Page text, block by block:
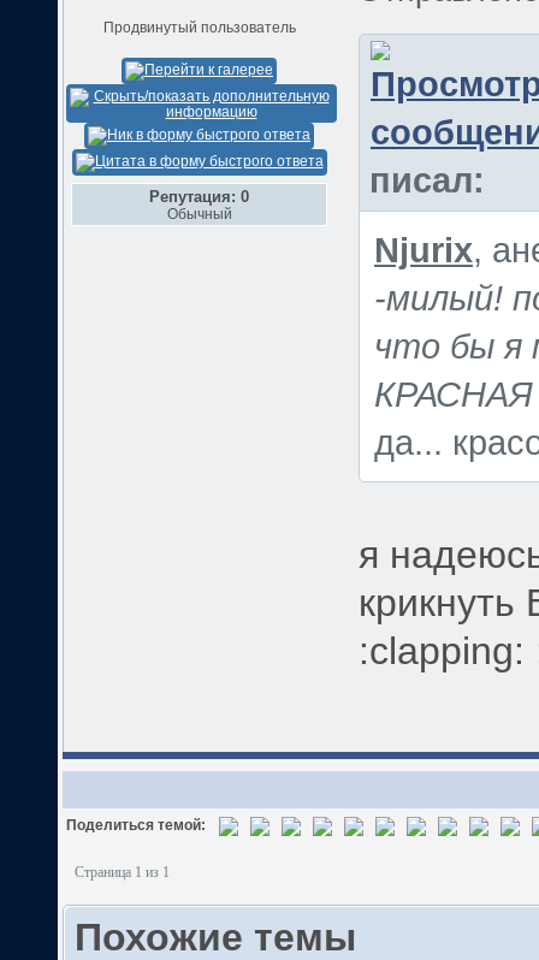
Продвинутый пользователь
Репутация: 0
Обычный
писал:
Njurix,
-милый!
что бы я
да...
я
:clapping:
Поделиться темой:
Страница 1 из 1
Похожие темы